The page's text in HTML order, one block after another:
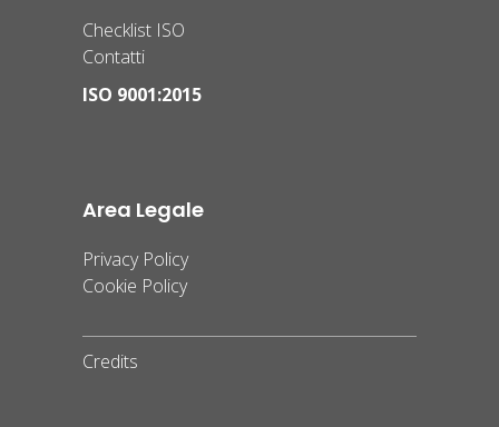
Checklist ISO
Contatti
ISO 9001:2015
Area Legale
Privacy Policy
Cookie Policy
Credits